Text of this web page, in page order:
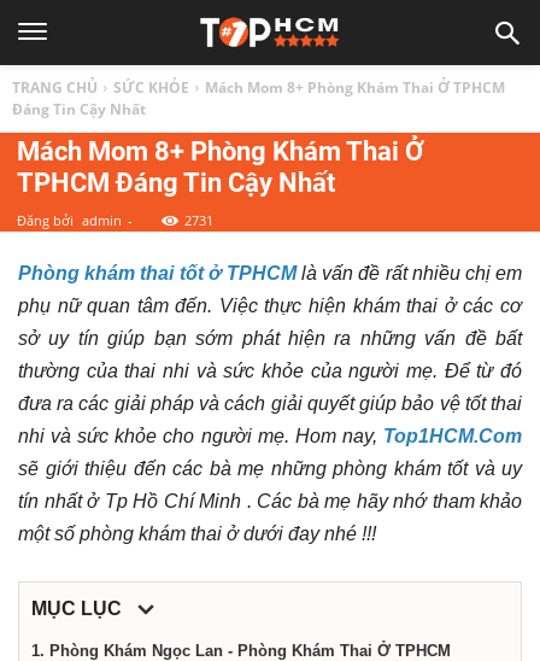
1
HCM
Top
địa
điểm,
dịch
vụ
TRANG CHỦ SỨC KHỎE
Mách Mom 8+ Phòng Khám Thai Ở TPHCM
Đáng Tin Cậy Nhất
Mách Mom 8+ Phòng Khám Thai Ở
TPHCM Đáng Tin Cậy Nhất
Đăng bởi admin - 2731
Phòng khám thai tốt ở TPHCMlà vấn đề rất nhiều chị em
phụ nữ quan tâm đến. Việc thực hiện khám thai ở các cơ
sở uy tín giúp bạn sớm phát hiện ra những vấn đề bất
thường của thai nhi và sức khỏe của người mẹ. Để từ đó
đưa ra các giải pháp và cách giải quyết giúp bảo vệ tốt thai
nhi và sức khỏe cho người mẹ. Hom nay, Top1HCM.Com
sẽ giới thiệu đến các bà mẹ những phòng khám tốt và uy
tín nhất ở Tp Hồ Chí Minh . Các bà mẹ hãy nhớ tham khảo
một số phòng khám thai ở dưới đay nhé !!!
MỤC LỤC
1. Phòng Khám Ngọc Lan - Phòng Khám Thai Ở TPHCM